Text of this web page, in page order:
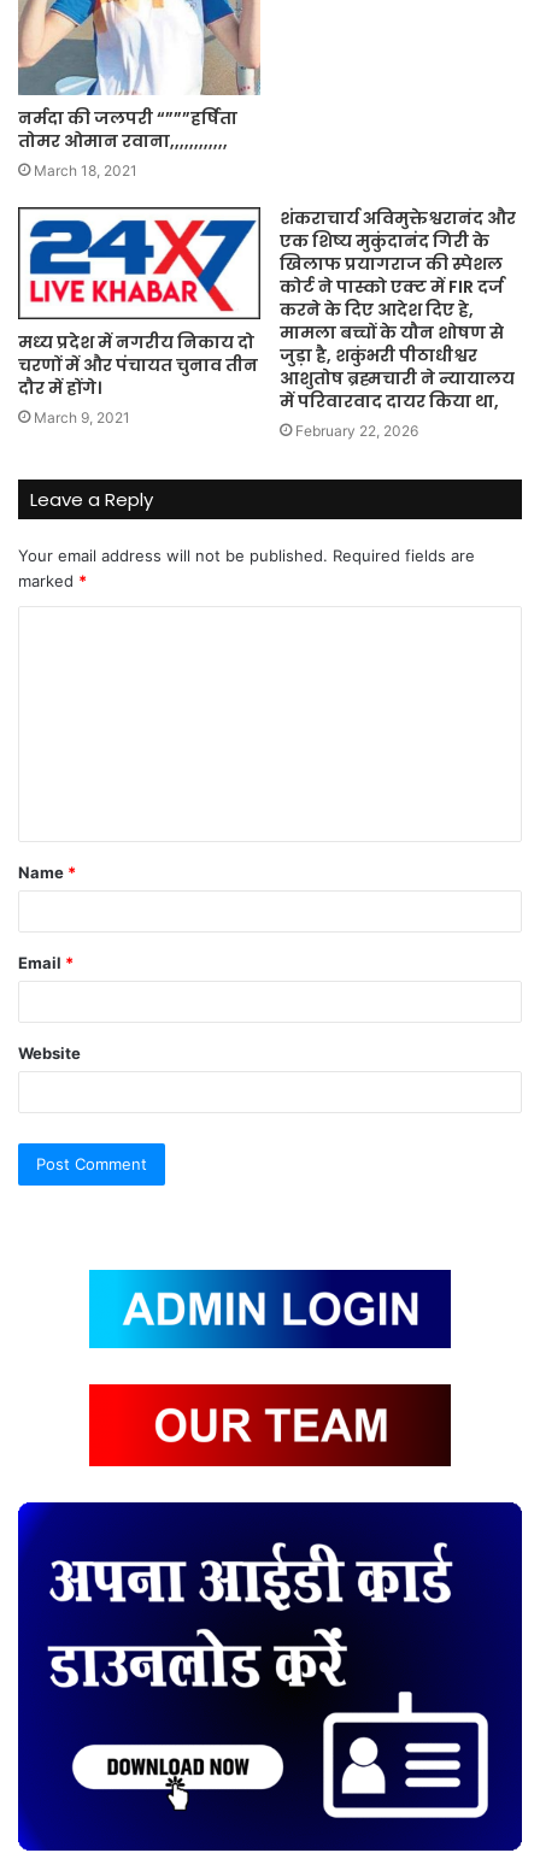
नर्मदा की जलपरी “”””हर्षिता
तोमर ओमान रवाना,,,,,,,,,,,,
March 18, 2021
मध्‍य प्रदेश में नगरीय निकाय दो
चरणों में और पंचायत चुनाव तीन
दौर में होंगे।
March 9, 2021
शंकराचार्य अविमुक्तेश्वरानंद और
एक शिष्य मुकुंदानंद गिरी के
खिलाफ प्रयागराज की स्पेशल
कोर्ट ने पास्को एक्ट में FIR दर्ज
करने के दिए आदेश दिए हे,
मामला बच्चों के यौन शोषण से
जुड़ा है, शकुंभरी पीठाधीश्वर
आशुतोष ब्रह्मचारी ने न्यायालय
में परिवारवाद दायर किया था,
February 22, 2026
Leave a Reply
Your email address will not be published. Required fields are
marked *
t
*
Name *
Email *
Website